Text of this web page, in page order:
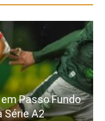
Passo Fundo
Série A2